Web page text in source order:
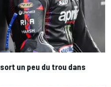
un peu du trou dans